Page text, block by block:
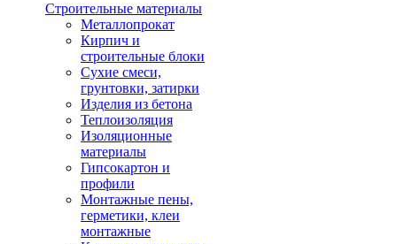
Строительные материалы
Металлопрокат
Кирпич и
строительные блоки
Сухие смеси,
грунтовки, затирки
Изделия из бетона
Теплоизоляция
Изоляционные
материалы
Гипсокартон и
профили
Монтажные пены,
герметики, клеи
монтажные